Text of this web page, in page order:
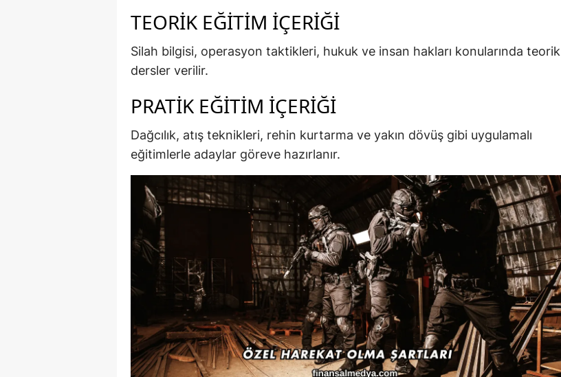
TEORIK EĞITIM İÇERIĞI
Silah bilgisi, operasyon taktikleri, hukuk ve insan hakları konularında teorik
dersler verilir.
PRATIK EĞITIM İÇERIĞI
Dağcılık, atış teknikleri, rehin kurtarma ve yakın dövüş gibi uygulamalı
eğitimlerle adaylar göreve hazırlanır.